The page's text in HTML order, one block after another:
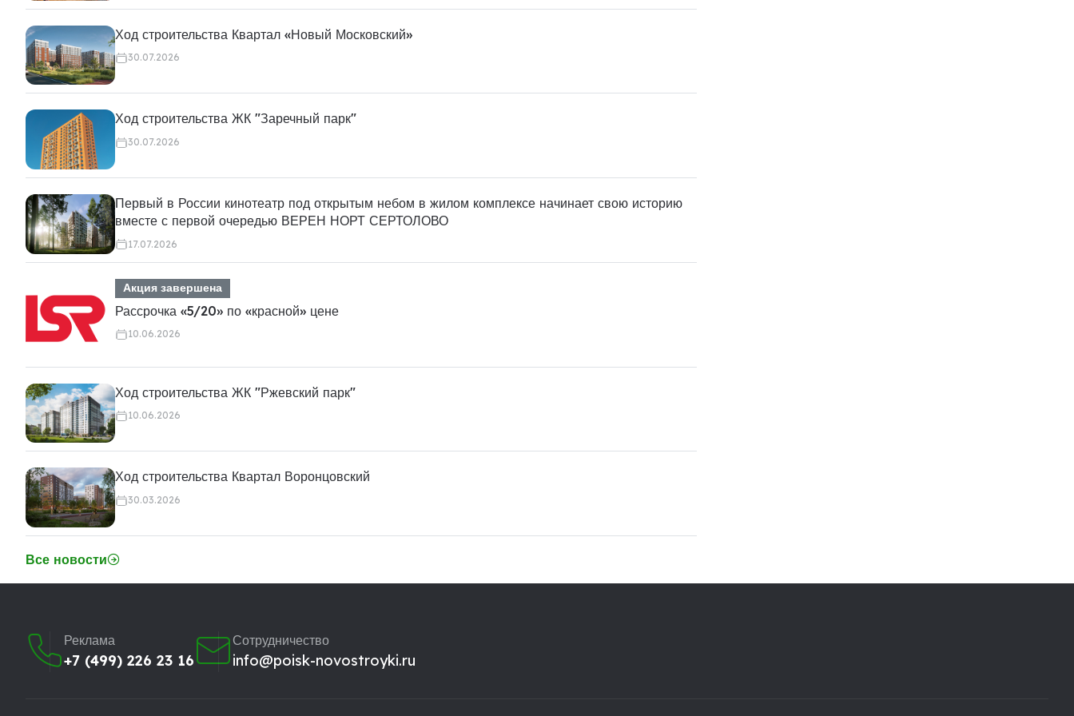
Ход строительства Квартал «Новый Московский»
30.07.2026
Ход строительства ЖК "Заречный парк"
30.07.2026
Первый в России кинотеатр под открытым небом в жилом комплексе начинает свою историю
вместе с первой очередью ВЕРЕН НОРТ СЕРТОЛОВО
17.07.2026
Акция завершена
Рассрочка «5/20» по «красной» цене
10.06.2026
Ход строительства ЖК "Ржевский парк"
10.06.2026
Ход строительства Квартал Воронцовский
30.03.2026
Все новости
Реклама
+7 (499) 226 23 16
Сотрудничество
info@poisk-novostroyki.ru